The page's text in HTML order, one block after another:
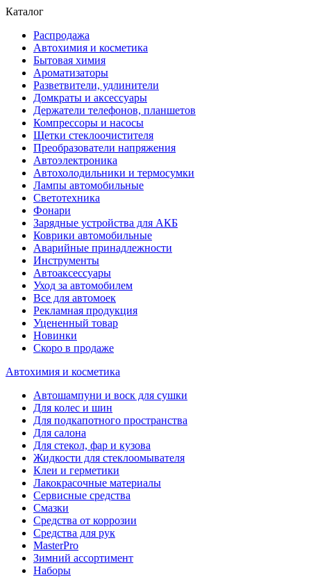
Каталог
Распродажа
Автохимия и косметика
Бытовая химия
Ароматизаторы
Разветвители, удлинители
Домкраты и аксессуары
Держатели телефонов, планшетов
Компрессоры и насосы
Щетки стеклоочистителя
Преобразователи напряжения
Автоэлектроника
Автохолодильники и термосумки
Лампы автомобильные
Светотехника
Фонари
Зарядные устройства для АКБ
Коврики автомобильные
Аварийные принадлежности
Инструменты
Автоаксессуары
Уход за автомобилем
Все для автомоек
Рекламная продукция
Уцененный товар
Новинки
Скоро в продаже
Автохимия и косметика
Автошампуни и воск для сушки
Для колес и шин
Для подкапотного пространства
Для салона
Для стекол, фар и кузова
Жидкости для стеклоомывателя
Клеи и герметики
Лакокрасочные материалы
Сервисные средства
Смазки
Средства от коррозии
Средства для рук
MasterPro
Зимний ассортимент
Наборы